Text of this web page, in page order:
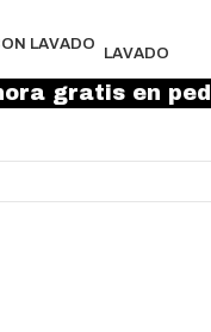
LAVADO
gratis en